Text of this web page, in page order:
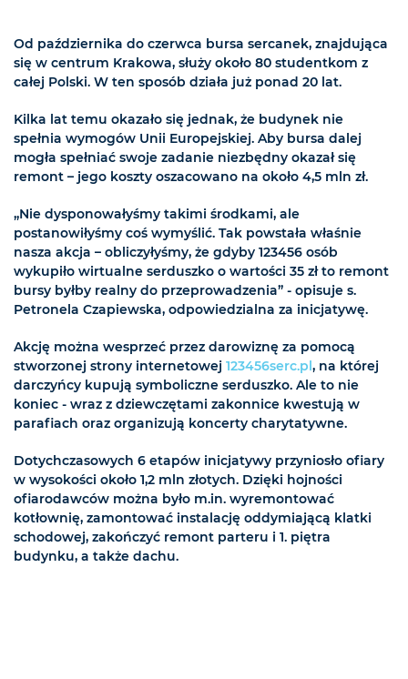
Od października do czerwca bursa sercanek, znajdująca
się w centrum Krakowa, służy około 80 studentkom z
całej Polski. W ten sposób działa już ponad 20 lat.
Kilka lat temu okazało się jednak, że budynek nie
spełnia wymogów Unii Europejskiej. Aby bursa dalej
mogła spełniać swoje zadanie niezbędny okazał się
remont – jego koszty oszacowano na około 4,5 mln zł.
„Nie dysponowałyśmy takimi środkami, ale
postanowiłyśmy coś wymyślić. Tak powstała właśnie
nasza akcja – obliczyłyśmy, że gdyby 123456 osób
wykupiło wirtualne serduszko o wartości 35 zł to remont
bursy byłby realny do przeprowadzenia” - opisuje s.
Petronela Czapiewska, odpowiedzialna za inicjatywę.
Akcję można wesprzeć przez darowiznę za pomocą
stworzonej strony internetowej 123456serc.pl, na której
darczyńcy kupują symboliczne serduszko. Ale to nie
koniec - wraz z dziewczętami zakonnice kwestują w
parafiach oraz organizują koncerty charytatywne.
Dotychczasowych 6 etapów inicjatywy przyniosło ofiary
w wysokości około 1,2 mln złotych. Dzięki hojności
ofiarodawców można było m.in. wyremontować
kotłownię, zamontować instalację oddymiającą klatki
schodowej, zakończyć remont parteru i 1. piętra
budynku, a także dachu.